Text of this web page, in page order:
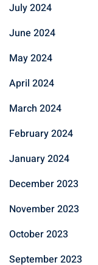
July 2024
June 2024
May 2024
April 2024
March 2024
February 2024
January 2024
December 2023
November 2023
October 2023
September 2023